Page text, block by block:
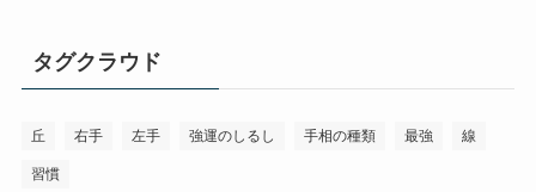
タグクラウド
丘 右手 左手 強運のしるし 手相の種類 最強 線
習慣